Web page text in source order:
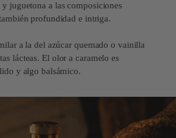
juguetona a las composiciones
profundidad e intriga.
a la del azúcar quemado o vainilla
lácteas. El olor a caramelo es
y algo balsámico.